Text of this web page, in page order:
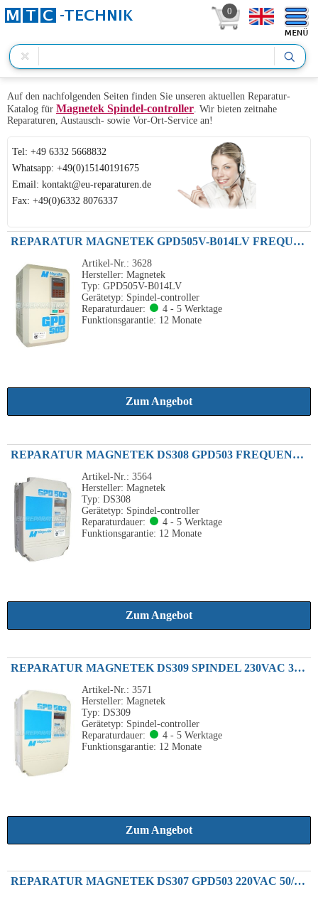
0
Auf den nachfolgenden Seiten finden Sie unseren aktuellen Reparatur-
Katalog für Magnetek Spindel-controller. Wir bieten zeitnahe
Reparaturen, Austausch- sowie Vor-Ort-Service an!
Tel: +49 6332 5668832
Whatsapp: +49(0)15140191675
Email: kontakt@eu-reparaturen.de
Fax: +49(0)6332 8076337
REPARATUR MAGNETEK GPD505V-B014LV FREQUENZUMRICHTER GPD505 SPEC. 45P51A
Artikel-Nr.: 3628
Hersteller: Magnetek
Typ: GPD505V-B014LV
Gerätetyp: Spindel-controller
Reparaturdauer:
4 - 5 Werktage
Funktionsgarantie: 12 Monate
Zum Angebot
REPARATUR MAGNETEK DS308 GPD503 FREQUENZUMRICHTER 220VAC 24A SPEC. 25P51E
Artikel-Nr.: 3564
Hersteller: Magnetek
Typ: DS308
Gerätetyp: Spindel-controller
Reparaturdauer:
4 - 5 Werktage
Funktionsgarantie: 12 Monate
Zum Angebot
REPARATUR MAGNETEK DS309 SPINDEL 230VAC 32.0A SPEC. 27P51E
Artikel-Nr.: 3571
Hersteller: Magnetek
Typ: DS309
Gerätetyp: Spindel-controller
Reparaturdauer:
4 - 5 Werktage
Funktionsgarantie: 12 Monate
Zum Angebot
REPARATUR MAGNETEK DS307 GPD503 220VAC 50/60HZ 5.00HP